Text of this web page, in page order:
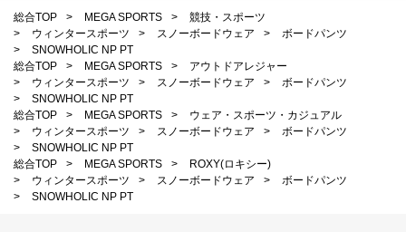
総合TOP > MEGA SPORTS >
競技・スポーツ
>
ウィンタースポーツ > スノーボードウェア >
ボードパンツ
>
SNOWHOLIC NP PT
総合TOP
> MEGA SPORTS >
アウトドアレジャー
>
ウィンタースポーツ > スノーボードウェア >
ボードパンツ
>
SNOWHOLIC NP PT
総合TOP
> MEGA SPORTS >
ウェア・スポーツ・カジュアル
>
ウィンタースポーツ > スノーボードウェア >
ボードパンツ
>
SNOWHOLIC NP PT
総合TOP
> MEGA SPORTS >
ROXY(ロキシー)
>
ウィンタースポーツ > スノーボードウェア >
ボードパンツ
>
SNOWHOLIC NP PT